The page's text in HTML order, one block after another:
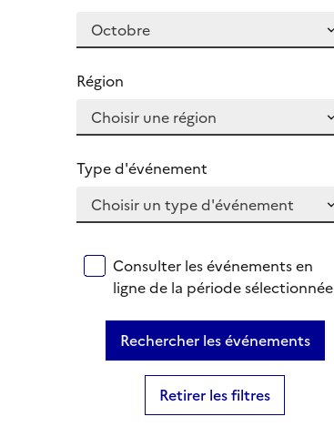
Région
Type d'événement
Consulter les événements en
ligne de la période sélectionnée
Rechercher les événements
Retirer les filtres